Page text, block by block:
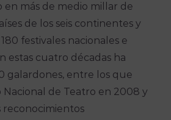
en más de medio millar de
de los seis continentes y
festivales nacionales e
estas cuatro décadas ha
galardones, entre los que
Nacional de Teatro en 2008 y
reconocimientos